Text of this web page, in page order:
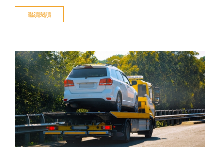
帶你一次搞懂汽車道路救援的所有細節，包含常見的救援
情況、服務內容、正確的處理流程，以及詳細的費用行
繼續閱讀